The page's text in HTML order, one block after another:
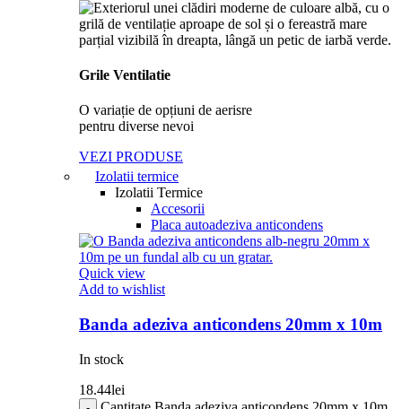
Grile Ventilatie
O variație de opțiuni de aerisre
pentru diverse nevoi
VEZI PRODUSE
Izolatii termice
Izolatii Termice
Accesorii
Placa autoadeziva anticondens
Quick view
Add to wishlist
Banda adeziva anticondens 20mm x 10m
In stock
18.44lei